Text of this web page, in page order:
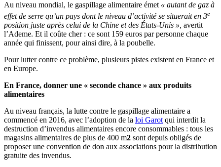
Au niveau mondial, le gaspillage alimentaire émet « autant de gaz à
effet de serre qu’un pays dont le niveau d’activité se situerait en 3e
position juste après celui de la Chine et des États-Unis », avertit
l’Ademe. Et il coûte cher : ce sont 159 euros par personne chaque
année qui finissent, pour ainsi dire, à la poubelle.
Pour lutter contre ce problème, plusieurs pistes existent en France et
en Europe.
En France, donner une « seconde chance » aux produits
alimentaires
Au niveau français, la lutte contre le gaspillage alimentaire a
commencé en 2016, avec l’adoption de la loi Garot qui interdit la
destruction d’invendus alimentaires encore consommables : tous les
magasins alimentaires de plus de 400 m2 sont depuis obligés de
proposer une convention de don aux associations pour la distribution
gratuite des invendus.